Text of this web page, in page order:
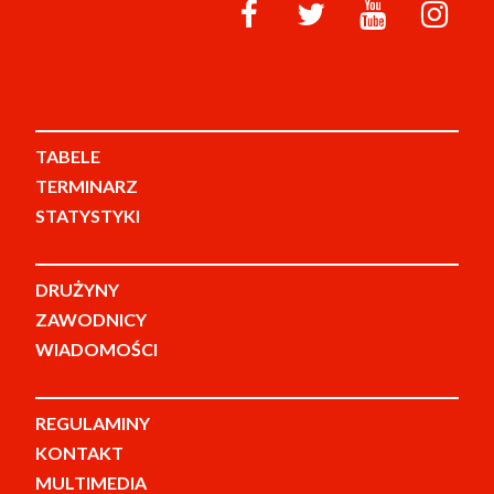
TABELE
TERMINARZ
STATYSTYKI
DRUŻYNY
ZAWODNICY
WIADOMOŚCI
REGULAMINY
KONTAKT
MULTIMEDIA